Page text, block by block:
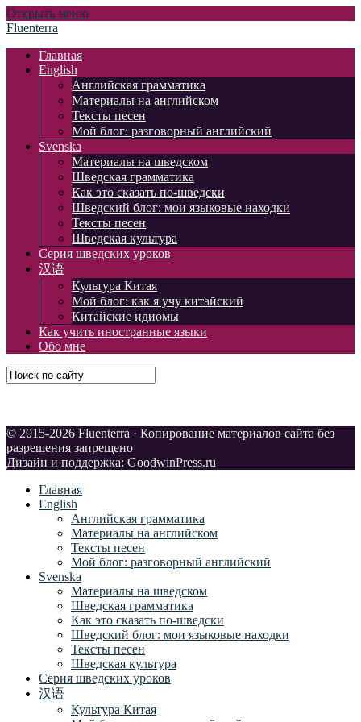
Открыть меню
Fluenterra
Главная
English
Английская грамматика
Материалы на английском
Тексты песен
Мой блог: разговорный английский
Svenska
Материалы на шведском
Шведская грамматика
Как это сказать по-шведски
Шведский блог: мои языковые находки
Тексты песен
Шведская культура
Серия шведских уроков
汉语
Культура Китая
Мой блог: как я учу китайский
Китайские идиомы
Как учить иностранные языки
Обо мне
© 2015-2026 Fluenterra · Копирование материалов сайта без
разрешения запрещено
Дизайн и поддержка: GoodwinPress.ru
Главная
English
Английская грамматика
Материалы на английском
Тексты песен
Мой блог: разговорный английский
Svenska
Материалы на шведском
Шведская грамматика
Как это сказать по-шведски
Шведский блог: мои языковые находки
Тексты песен
Шведская культура
Серия шведских уроков
汉语
Культура Китая